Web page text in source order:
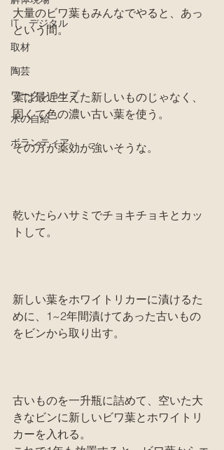
IT、デジタル
取材
陶芸
ワークショップ
水の自給
ボランティア
大量のビワ葉もみんなでやると、あっ
という間。
葉は最近生えた新しいものじゃなく、
固くて色の濃い古い葉を使う。
その方が薬効が強いそうな。
乾いたらハサミでチョキチョキとカッ
トして。
新しい葉をホワイトリカーに漬けるた
めに、1~2年間漬けてあった古いもの
をビンから取り出す。
古いものを一升瓶に詰めて、空いた大
きなビンに新しいビワ葉とホワイトリ
カーを入れる。